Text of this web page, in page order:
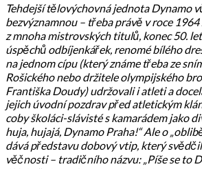
Tehdejší tělovýchovná jednota Dynamo
bezvýznamnou – třeba právě v roce
z mnoha mistrovských titulů, konec 50.
úspěchů odbíjenkářek, renomé bílého
na jednom cípu (který známe třeba ze
Rošického nebo držitele olympijského
Františka Doudy) udržovali i atleti a
jejich úvodní pozdrav před atletickým
coby školáci-slávisté s kamarádem jako
huja, hujajá, Dynamo Praha!“ Ale o
dává představu dobový vtip, který
věčnosti – tradičního názvu: „Píše se to